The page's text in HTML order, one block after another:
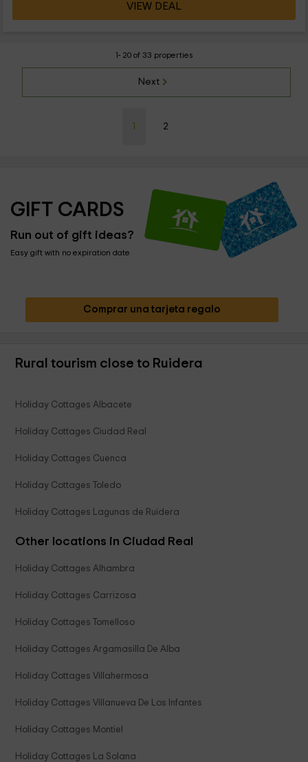
VIEW DEAL
1- 20 of 33 properties
Next
2
GIFT CARDS
Run out of gift ideas?
Easy gift with no expiration date
Comprar una tarjeta regalo
Rural tourism close to Ruidera
Holiday Cottages Albacete
Holiday Cottages Ciudad Real
Holiday Cottages Cuenca
Holiday Cottages Toledo
Holiday Cottages Lagunas de Ruidera
Other locations in Ciudad Real
Holiday Cottages Alhambra
Holiday Cottages Carrizosa
Holiday Cottages Tomelloso
Holiday Cottages Argamasilla De Alba
Holiday Cottages Villahermosa
Holiday Cottages Villanueva De Los Infantes
Holiday Cottages Montiel
Holiday Cottages La Solana